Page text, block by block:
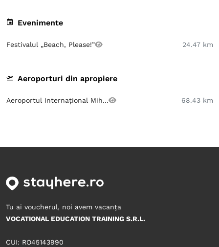
Evenimente
Festivalul „Beach, Please!” 24.47 km
Aeroporturi din apropiere
Aeroportul Internațional Mih... 68.43 km
Tu ai voucherul, noi avem vacanța
VOCATIONAL EDUCATION TRAINING S.R.L.
CUI: RO45143990